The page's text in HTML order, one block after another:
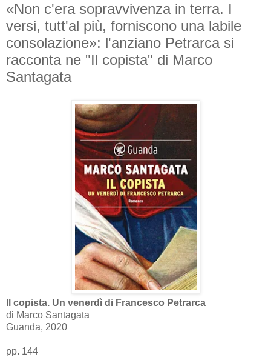
«Non c'era sopravvivenza in terra. I
versi, tutt'al più, forniscono una labile
consolazione»: l'anziano Petrarca si
racconta ne "Il copista" di Marco
Santagata
Il copista. Un venerdì di Francesco Petrarca
di Marco Santagata
Guanda, 2020
pp. 144